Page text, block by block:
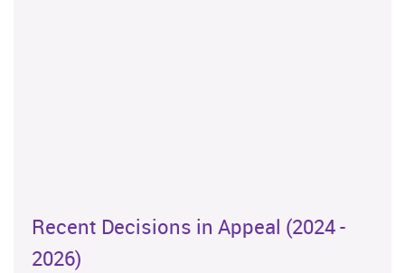
Recent Decisions in Appeal (2024 -
2026)